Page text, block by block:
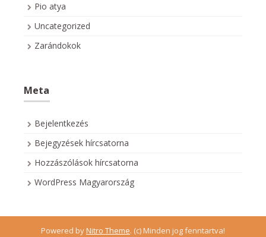
Pio atya
Uncategorized
Zarándokok
Meta
Bejelentkezés
Bejegyzések hírcsatorna
Hozzászólások hírcsatorna
WordPress Magyarország
Powered byNitro Theme. (c) Minden jog fenntartva!